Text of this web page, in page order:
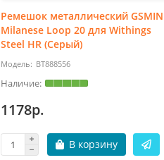
Ремешок металлический GSMIN
Milanese Loop 20 для Withings
Steel HR (Серый)
BT888556
1178р.
В корзину